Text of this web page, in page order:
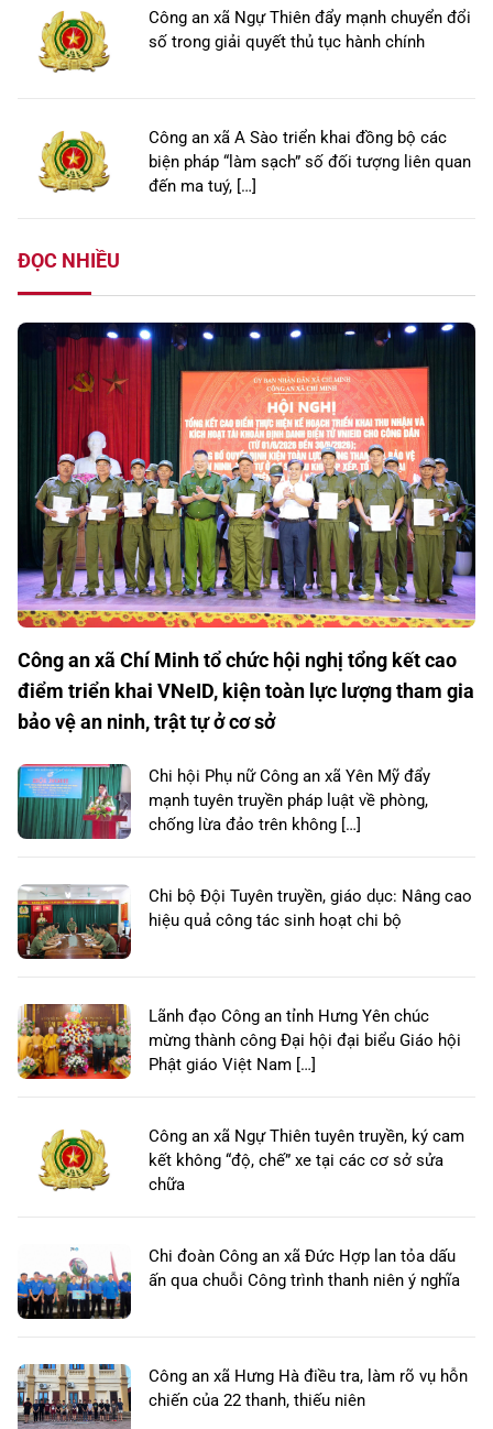
Công an xã Ngự Thiên đẩy mạnh chuyển đổi
số trong giải quyết thủ tục hành chính
Công an xã A Sào triển khai đồng bộ các
biện pháp “làm sạch” số đối tượng liên quan
đến ma tuý, […]
ĐỌC NHIỀU
Công an xã Chí Minh tổ chức hội nghị tổng kết cao
điểm triển khai VNeID, kiện toàn lực lượng tham gia
bảo vệ an ninh, trật tự ở cơ sở
Chi hội Phụ nữ Công an xã Yên Mỹ đẩy
mạnh tuyên truyền pháp luật về phòng,
chống lừa đảo trên không […]
Chi bộ Đội Tuyên truyền, giáo dục: Nâng cao
hiệu quả công tác sinh hoạt chi bộ
Lãnh đạo Công an tỉnh Hưng Yên chúc
mừng thành công Đại hội đại biểu Giáo hội
Phật giáo Việt Nam […]
Công an xã Ngự Thiên tuyên truyền, ký cam
kết không “độ, chế” xe tại các cơ sở sửa
chữa
Chi đoàn Công an xã Đức Hợp lan tỏa dấu
ấn qua chuỗi Công trình thanh niên ý nghĩa
Công an xã Hưng Hà điều tra, làm rõ vụ hỗn
chiến của 22 thanh, thiếu niên